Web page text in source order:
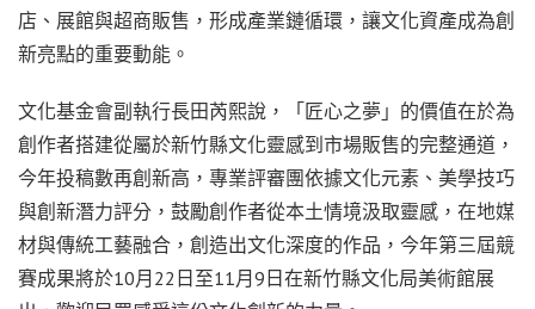
店、展館與超商販售，形成產業鏈循環，讓文化資產成為創
新亮點的重要動能。
文化基金會副執行長田芮熙說，「匠心之夢」的價值在於為
創作者搭建從屬於新竹縣文化靈感到市場販售的完整通道，
今年投稿數再創新高，專業評審團依據文化元素、美學技巧
與創新潛力評分，鼓勵創作者從本土情境汲取靈感，在地媒
材與傳統工藝融合，創造出文化深度的作品，今年第三屆競
賽成果將於10月22日至11月9日在新竹縣文化局美術館展